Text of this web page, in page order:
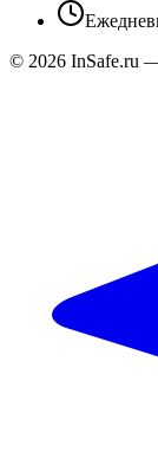
© 2026 InSafe.ru